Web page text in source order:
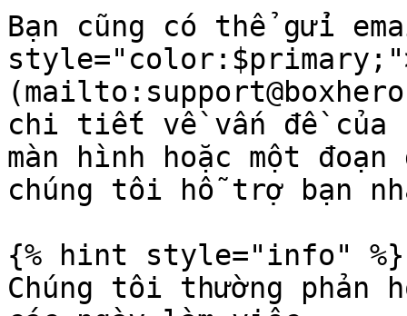
Bạn cũng có thể gửi
chi tiết về vấn đề của
màn hình hoặc một
chúng tôi hỗ trợ bạn
{% hint style="info" %}
Chúng tôi thường phản